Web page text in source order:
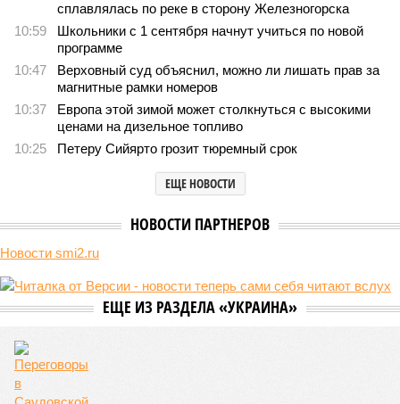
сплавлялась по реке в сторону Железногорска
10:59
Школьники с 1 сентября начнут учиться по новой
программе
10:47
Верховный суд объяснил, можно ли лишать прав за
магнитные рамки номеров
10:37
Европа этой зимой может столкнуться с высокими
ценами на дизельное топливо
10:25
Петеру Сийярто грозит тюремный срок
ЕЩЕ НОВОСТИ
НОВОСТИ ПАРТНЕРОВ
Новости smi2.ru
ЕЩЕ ИЗ РАЗДЕЛА «УКРАИНА»